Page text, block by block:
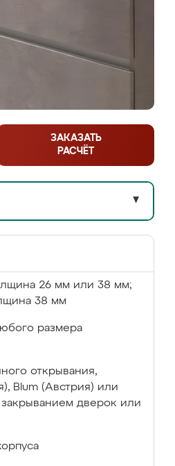
ЗАКАЗАТЬ
РАСЧЁТ
▼
26 мм или 38 мм;
38 мм
размера
открывания,
Blum (Австрия) или
дверок или